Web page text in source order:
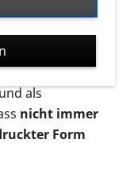
oder Videos zu
werden in
zur
Variante
als
nicht immer
Form